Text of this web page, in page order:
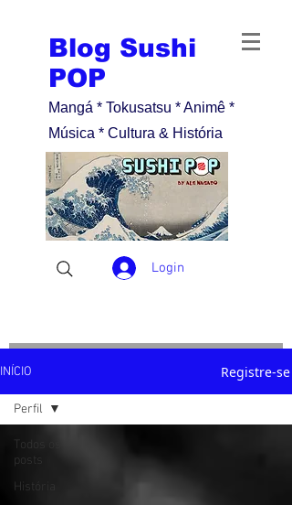
Blog Sushi
POP
Mangá * Tokusatsu * Animê *
Música * Cultura & História
Login
INÍCIO Registre-se
Todos os
posts
História
Perfil